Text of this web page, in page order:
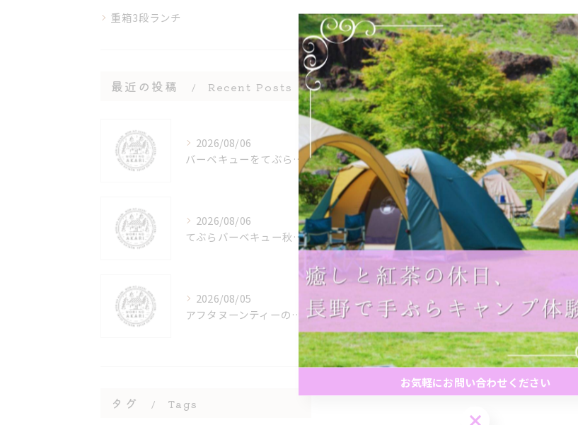
重箱3段ランチ
最近の投稿 Recent Posts
2026/08/06
バーベキューをてぶらキャンプで楽しむ安心準備と失敗しないコツ
2026/08/06
てぶらバーベキュー秋を満喫する快適お出かけアイデアと選び方ガイド
2026/08/05
アフタヌーンティーのフードペアリングと紅茶の絶妙な組み合わせを楽しむ完全ガイド
タグ Tags
お気軽にお問い合わせください
お気軽にお問い合わせください